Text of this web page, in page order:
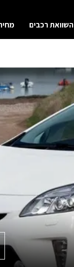
השוואת רכבים